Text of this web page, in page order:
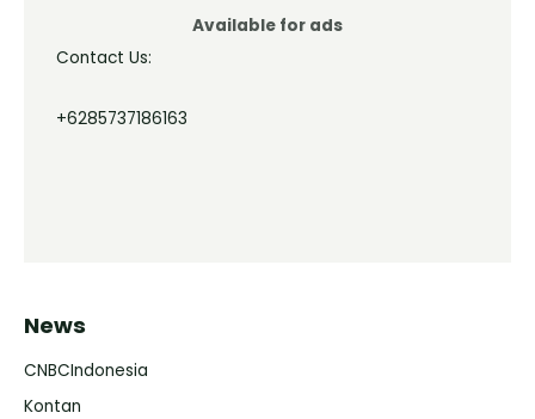
Available for ads
Contact Us:
+6285737186163
News
CNBCIndonesia
Kontan